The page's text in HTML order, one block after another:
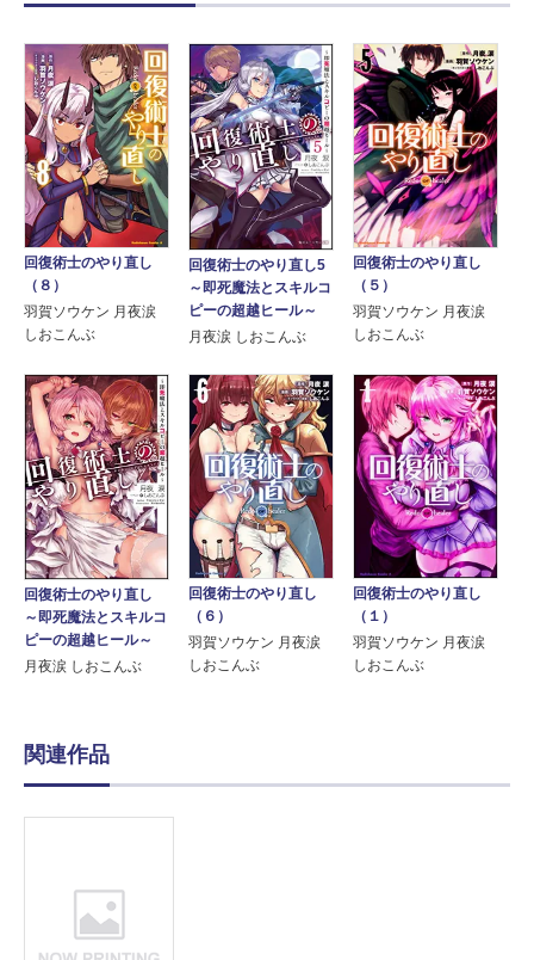
回復術士のやり直し
（８）
羽賀ソウケン 月夜涙
しおこんぶ
回復術士のやり直し5
～即死魔法とスキルコ
ピーの超越ヒール～
月夜涙 しおこんぶ
回復術士のやり直し
（５）
羽賀ソウケン 月夜涙
しおこんぶ
回復術士のやり直し
～即死魔法とスキルコ
ピーの超越ヒール～
月夜涙 しおこんぶ
回復術士のやり直し
（６）
羽賀ソウケン 月夜涙
しおこんぶ
回復術士のやり直し
（１）
羽賀ソウケン 月夜涙
しおこんぶ
関連作品